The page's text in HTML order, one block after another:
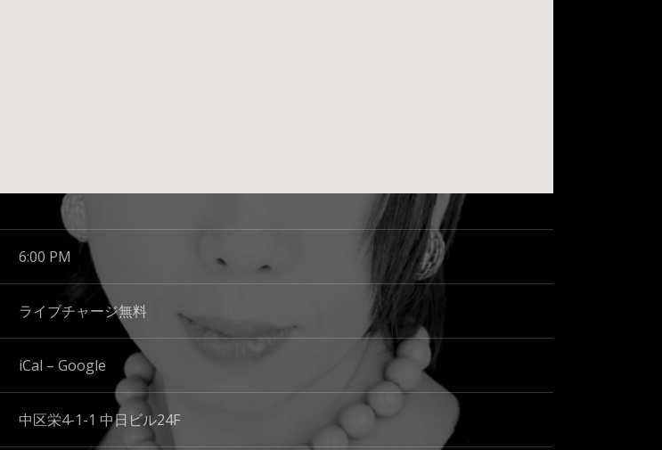
6:00 PM
ライブチャージ無料
iCal Google